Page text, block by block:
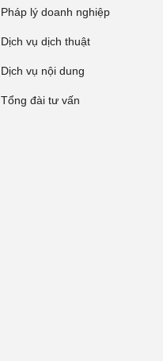
Pháp lý doanh nghiệp
Dịch vụ dịch thuật
Dịch vụ nội dung
Tổng đài tư vấn